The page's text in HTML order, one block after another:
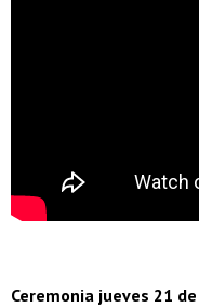
Ceremonia jueves 21